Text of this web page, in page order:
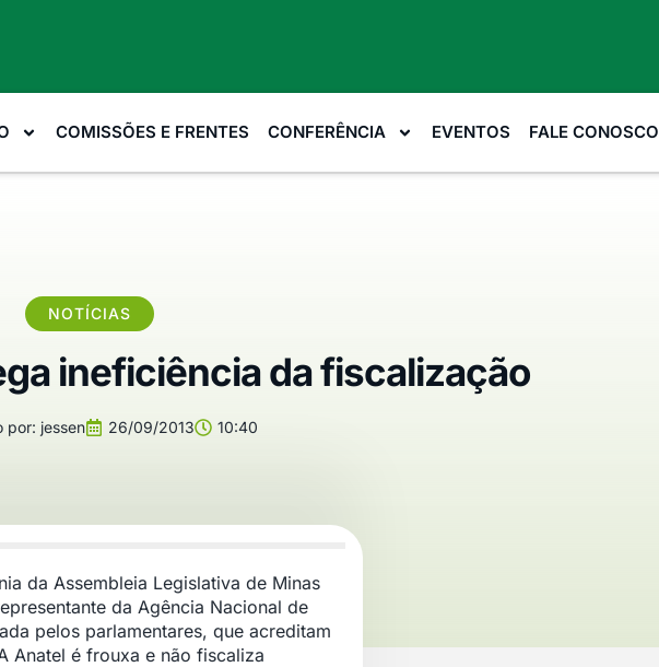
COMISSÕES E FRENTES CONFERÊNCIA EVENTOS FALE CONOSCO
NOTÍCIAS
ineficiência da fiscalização
por: jessen 26/09/2013 10:40
da Assembleia Legislativa de Minas
da Agência Nacional de
pelos parlamentares, que acreditam
Anatel é frouxa e não fiscaliza